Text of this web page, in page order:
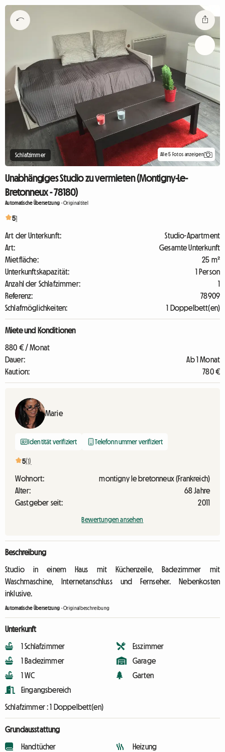
Schlafzimmer Alle 5 Fotos anzeigen
Unabhängiges Studio zu vermieten (Montigny-Le-
Bretonneux - 78180)
Automatische Übersetzung -Originaltitel
51
Art der Unterkunft:
Studio-Apartment
Art:
Gesamte Unterkunft
Mietfläche:
25 m²
Unterkunftskapazität:
1 Person
Anzahl der Schlafzimmer:
1
Referenz:
78909
Schlafmöglichkeiten:
1 Doppelbett(en)
Miete und Konditionen
880 € / Monat
Dauer:
Ab 1 Monat
Kaution:
780 €
Marie
Identität verifiziert Telefonnummer verifiziert
5(1)
Wohnort:
montigny le bretonneux (Frankreich)
Alter:
68 Jahre
Gastgeber seit:
2011
Bewertungen ansehen
Beschreibung
Studio in einem Haus mit Küchenzeile, Badezimmer mit
Waschmaschine, Internetanschluss und Fernseher. Nebenkosten
inklusive.
Automatische Übersetzung -Originalbeschreibung
Unterkunft
1 Schlafzimmer
1 Badezimmer
1 WC
Eingangsbereich
Esszimmer
Garage
Garten
Schlafzimmer :1 Doppelbett(en)
Grundausstattung
Handtücher
Heizung